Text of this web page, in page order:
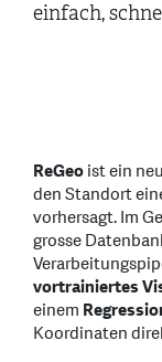
einfach,
ReGeoist ein
den Standort
vorhersagt. Im
grosse
vortrainiertes
einem
Koordinaten